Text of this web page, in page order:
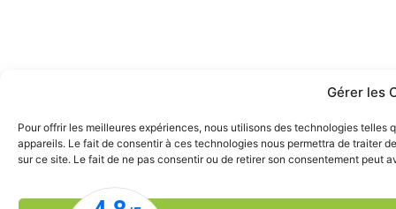
Gérer les
Pour offrir les meilleures expériences, nous utilisons des technologies
appareils. Le fait de consentir à ces technologies nous permettra de traiter
sur ce site. Le fait de ne pas consentir ou de retirer son consentement peut